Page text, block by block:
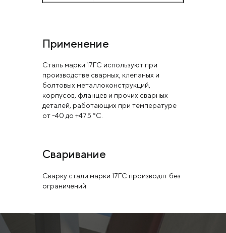
Применение
Сталь марки 17ГС используют при
производстве сварных, клепаных и
болтовых металлоконструкций,
корпусов, фланцев и прочих сварных
деталей, работающих при температуре
от -40 до +475 °С.
Сваривание
Сварку стали марки 17ГС производят без
ограничений.